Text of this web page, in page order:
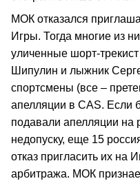
МОК отказался
Игры. Тогда многие из
уличенные шорт-
Шипулин и лыжник
спортсмены (все –
апелляции в CAS. Если
подавали апелляции на
недопуску, еще 15
отказ пригласить их на
арбитража. МОК